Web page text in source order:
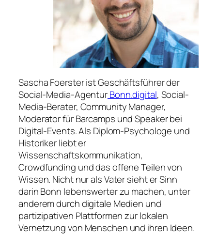
Sascha Foerster ist Geschäftsführer der
Social-Media-AgenturBonn.digital, Social-
Media-Berater, Community Manager,
Moderator für Barcamps und Speaker bei
Digital-Events. Als Diplom-Psychologe und
Historiker liebt er
Wissenschaftskommunikation,
Crowdfunding und das offene Teilen von
Wissen. Nicht nur als Vater sieht er Sinn
darin Bonn lebenswerter zu machen, unter
anderem durch digitale Medien und
partizipativen Plattformen zur lokalen
Vernetzung von Menschen und ihren Ideen.